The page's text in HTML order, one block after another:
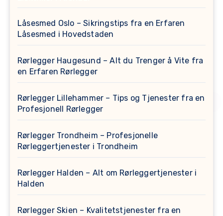
Låsesmed Oslo – Sikringstips fra en Erfaren
Låsesmed i Hovedstaden
Rørlegger Haugesund – Alt du Trenger å Vite fra
en Erfaren Rørlegger
Rørlegger Lillehammer – Tips og Tjenester fra en
Profesjonell Rørlegger
Rørlegger Trondheim – Profesjonelle
Rørleggertjenester i Trondheim
Rørlegger Halden – Alt om Rørleggertjenester i
Halden
Rørlegger Skien – Kvalitetstjenester fra en